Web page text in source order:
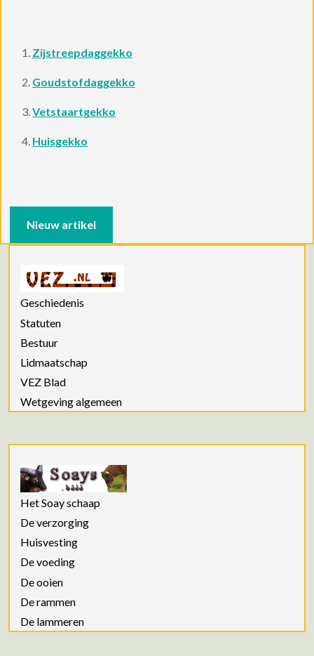
Zijstreepdaggekko
Goudstofdaggekko
Vetstaartgekko
Huisgekko
Nieuw artikel
Geschiedenis
Statuten
Bestuur
Lidmaatschap
VEZ Blad
Wetgeving algemeen
Het Soay schaap
De verzorging
Huisvesting
De voeding
De ooien
De rammen
De lammeren